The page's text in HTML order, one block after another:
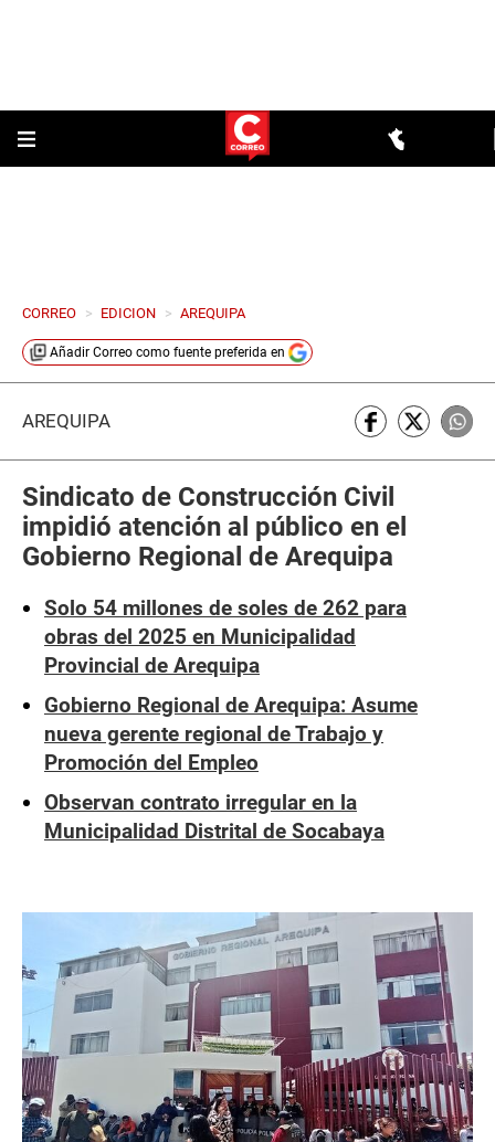
CORREO > EDICION > AREQUIPA
Añadir Correo como fuente preferida en
AREQUIPA
Sindicato de Construcción Civil
impidió atención al público en el
Gobierno Regional de Arequipa
Solo 54 millones de soles de 262 para
obras del 2025 en Municipalidad
Provincial de Arequipa
Gobierno Regional de Arequipa: Asume
nueva gerente regional de Trabajo y
Promoción del Empleo
Observan contrato irregular en la
Municipalidad Distrital de Socabaya